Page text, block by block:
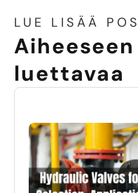
LUE LISÄÄ
luettavaa